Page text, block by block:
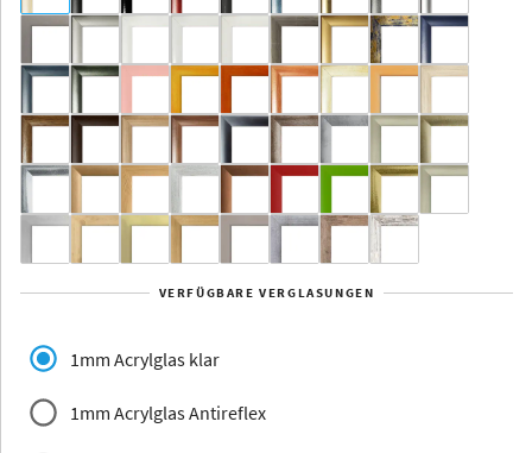
Rahmenloser
Aluminium
Yukon Alaska
VERFÜGBARE VERGLASUNGEN
1mm Acrylglas klar
1mm Acrylglas Antireflex